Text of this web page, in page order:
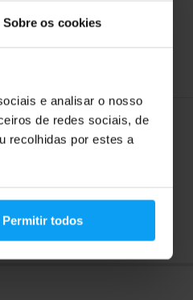
Sobre os cookies
e analisar o nosso
de redes sociais, de
recolhidas por estes a
Permitir todos